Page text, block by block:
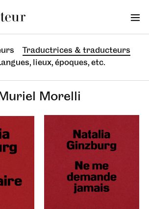
Traductrices & traducteurs
lieux, époques, etc.
Morelli